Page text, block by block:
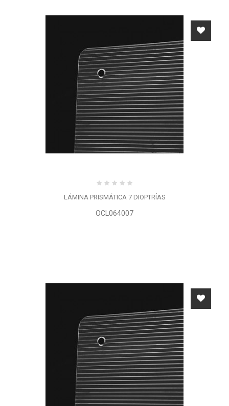
LÁMINA PRISMÁTICA 7 DIOPTRÍAS
OCL064007